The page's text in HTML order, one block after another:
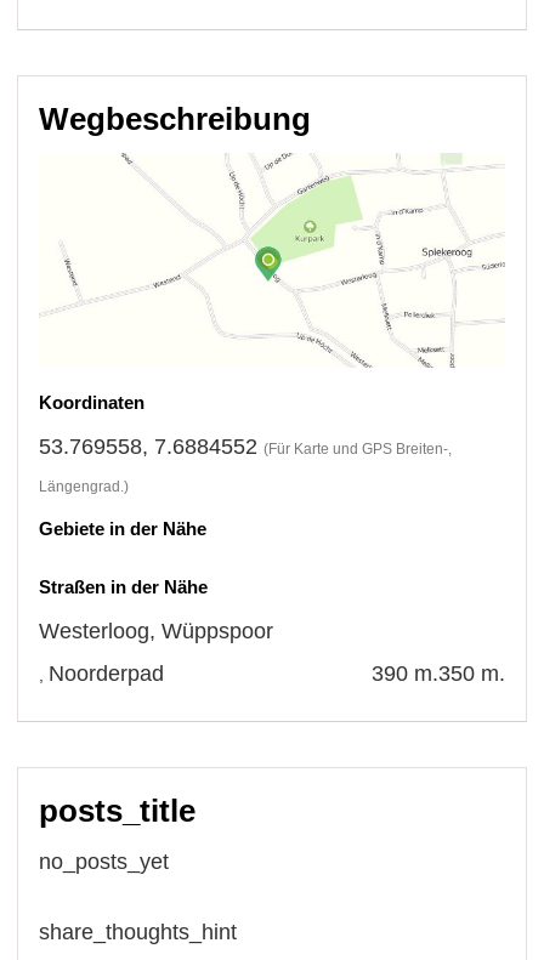
Wegbeschreibung
Koordinaten
53.769558, 7.6884552 (Für Karte und GPS Breiten-,
Längengrad.)
Gebiete in der Nähe
Straßen in der Nähe
Westerloog,Wüppspoor
350 m.
Noorderpad 390 m.
posts_title
no_posts_yet
share_thoughts_hint